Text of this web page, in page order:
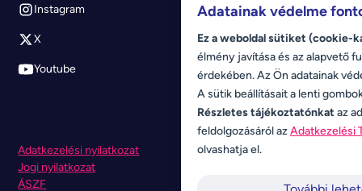
Instagram
X
Youtube
Adatkezelési nyilatkozat
Jogi nyilatkozat
ÁSZF
Adatainak védelme
Ez a weboldal sütiket (cookie-
élmény javítása és az alapvető
érdekében. Az Ön adatainak
A sütik beállításait a lenti
Részletes tájékoztatónkat az
feldolgozásáról azAdatkezelési
olvashatja el.